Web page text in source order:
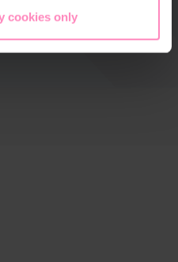
cookies only